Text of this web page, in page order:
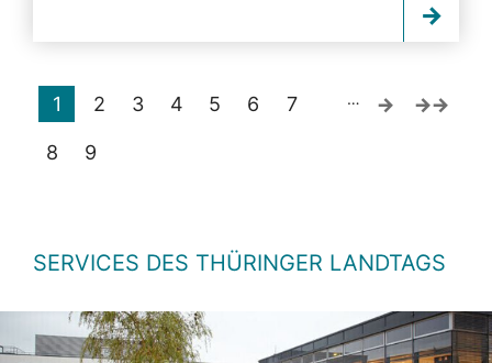
1 2 3 4 5 6 7
8 9
…
SERVICES DES THÜRINGER LANDTAGS